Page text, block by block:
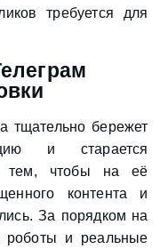
требуется для
тщательно бережет
и старается
тем, чтобы на её
контента и
За порядком на
роботы и реальные